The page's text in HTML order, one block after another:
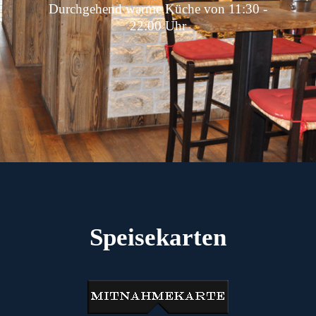
Durchgehend warme Küche von 11:30 -
22:00 Uhr
Speisekarten